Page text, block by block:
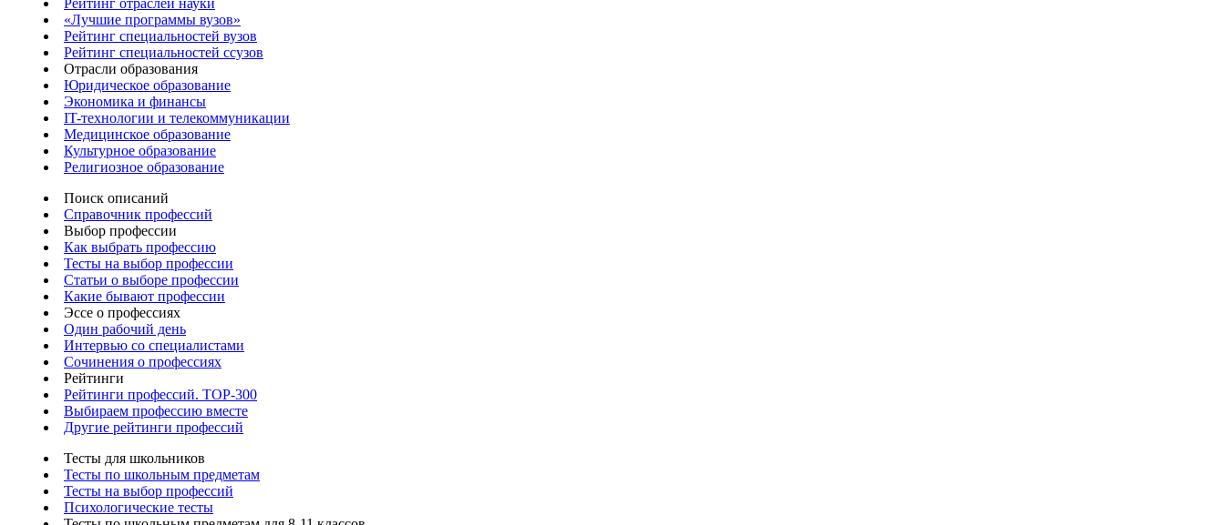
«Лучшие программы вузов»
Рейтинг специальностей вузов
Рейтинг специальностей ссузов
Отрасли образования
Юридическое образование
Экономика и финансы
IT-технологии и телекоммуникации
Медицинское образование
Культурное образование
Религиозное образование
Поиск описаний
Справочник профессий
Выбор профессии
Как выбрать профессию
Тесты на выбор профессии
Статьи о выборе профессии
Какие бывают профессии
Эссе о профессиях
Один рабочий день
Интервью со специалистами
Сочинения о профессиях
Рейтинги
Рейтинги профессий. TOP-300
Выбираем профессию вместе
Другие рейтинги профессий
Тесты для школьников
Тесты по школьным предметам
Тесты на выбор профессий
Психологические тесты